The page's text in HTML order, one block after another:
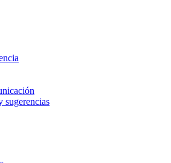
sugerencias